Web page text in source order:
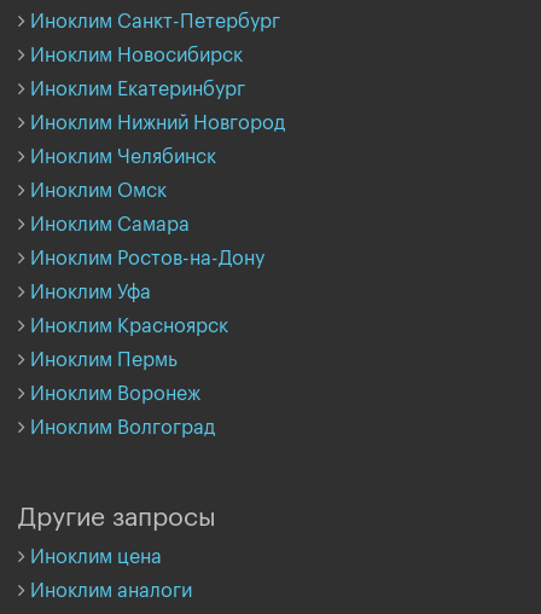
Иноклим Санкт-Петербург
Иноклим Новосибирск
Иноклим Екатеринбург
Иноклим Нижний Новгород
Иноклим Челябинск
Иноклим Омск
Иноклим Самара
Иноклим Ростов-на-Дону
Иноклим Уфа
Иноклим Красноярск
Иноклим Пермь
Иноклим Воронеж
Иноклим Волгоград
Другие запросы
Иноклим цена
Иноклим аналоги